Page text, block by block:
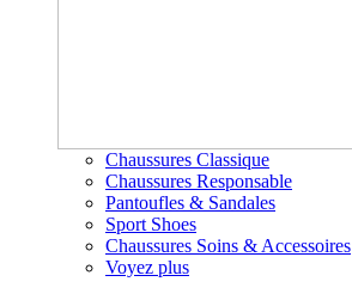
Chaussures Classique
Chaussures Responsable
Pantoufles & Sandales
Sport Shoes
Chaussures Soins & Accessoires
Voyez plus